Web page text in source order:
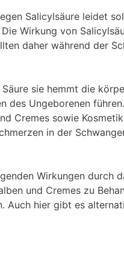
Salicylsäure leidet
Wirkung von
daher während der
sie hemmt die
des Ungeborenen
Cremes sowie
in der
Wirkungen durch
und Cremes zu
Auch hier gibt es